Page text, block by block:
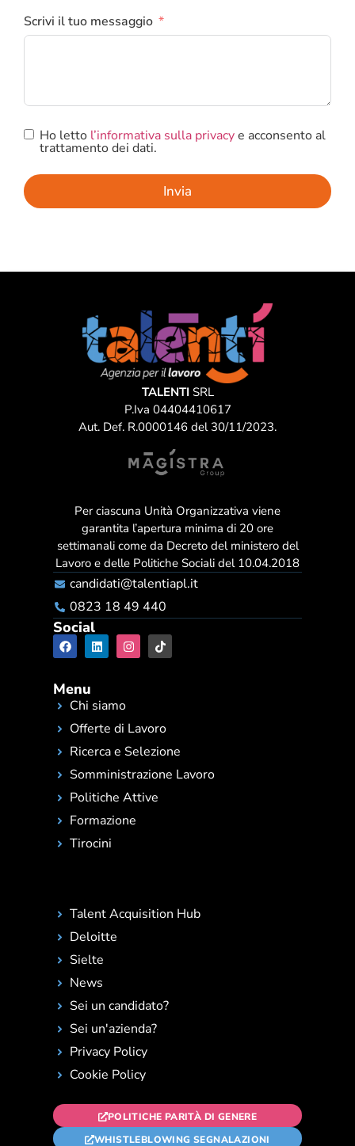
Scrivi il tuo messaggio
Ho letto l’informativa sulla privacye acconsento al
trattamento dei dati.
Invia
TALENTI SRL
P.Iva 04404410617
Aut. Def. R.0000146 del 30/11/2023.
Per ciascuna Unità Organizzativa viene
garantita l’apertura minima di 20 ore
settimanali come da Decreto del ministero del
Lavoro e delle Politiche Sociali del 10.04.2018
candidati@talentiapl.it
0823 18 49 440
Social
Menu
Chi siamo
Offerte di Lavoro
Ricerca e Selezione
Somministrazione Lavoro
Politiche Attive
Formazione
Tirocini
Talent Acquisition Hub
Deloitte
Sielte
News
Sei un candidato?
Sei un'azienda?
Privacy Policy
Cookie Policy
POLITICHE PARITÀ DI GENERE
WHISTLEBLOWING SEGNALAZIONI